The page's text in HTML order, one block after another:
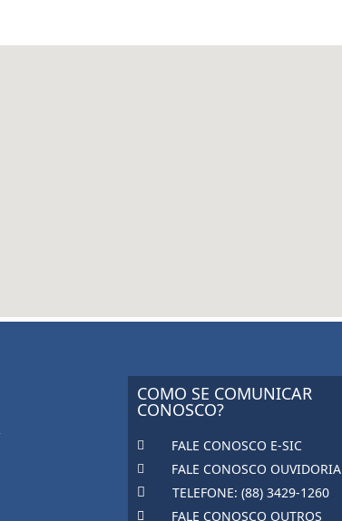
COMO SE COMUNICAR
CONOSCO?
FALE CONOSCO E-SIC
FALE CONOSCO OUVIDORIA
TELEFONE: (88) 3429-1260
FALE CONOSCO OUTROS